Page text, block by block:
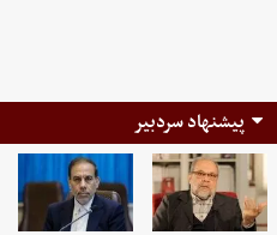
پیشنهاد سردبیر